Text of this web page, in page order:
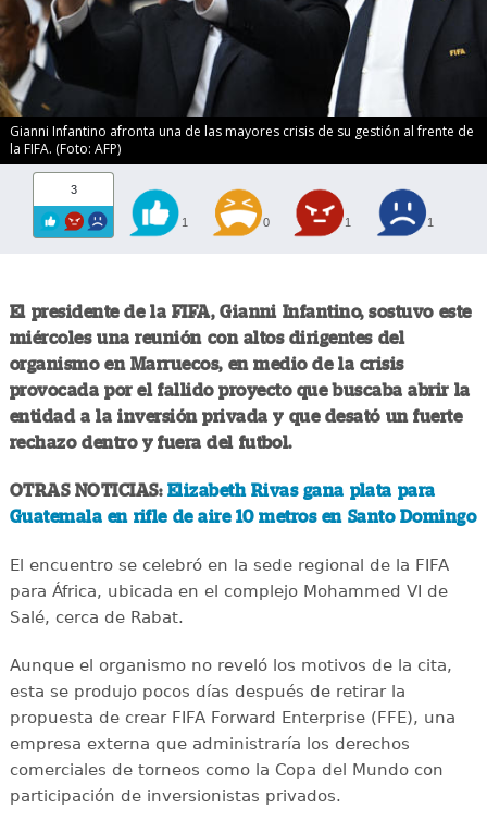
Gianni Infantino afronta una de las mayores crisis de su gestión al frente de
la FIFA. (Foto: AFP)
3
1 0 1 1
El presidente de la FIFA, Gianni Infantino, sostuvo este
miércoles una reunión con altos dirigentes del
organismo en Marruecos, en medio de la crisis
provocada por el fallido proyecto que buscaba abrir la
entidad a la inversión privada y que desató un fuerte
rechazo dentro y fuera del futbol.
OTRAS NOTICIAS: Elizabeth Rivas gana plata para
Guatemala en rifle de aire 10 metros en Santo Domingo
El encuentro se celebró en la sede regional de la FIFA
para África, ubicada en el complejo Mohammed VI de
Salé, cerca de Rabat.
Aunque el organismo no reveló los motivos de la cita,
esta se produjo pocos días después de retirar la
propuesta de crear FIFA Forward Enterprise (FFE), una
empresa externa que administraría los derechos
comerciales de torneos como la Copa del Mundo con
participación de inversionistas privados.